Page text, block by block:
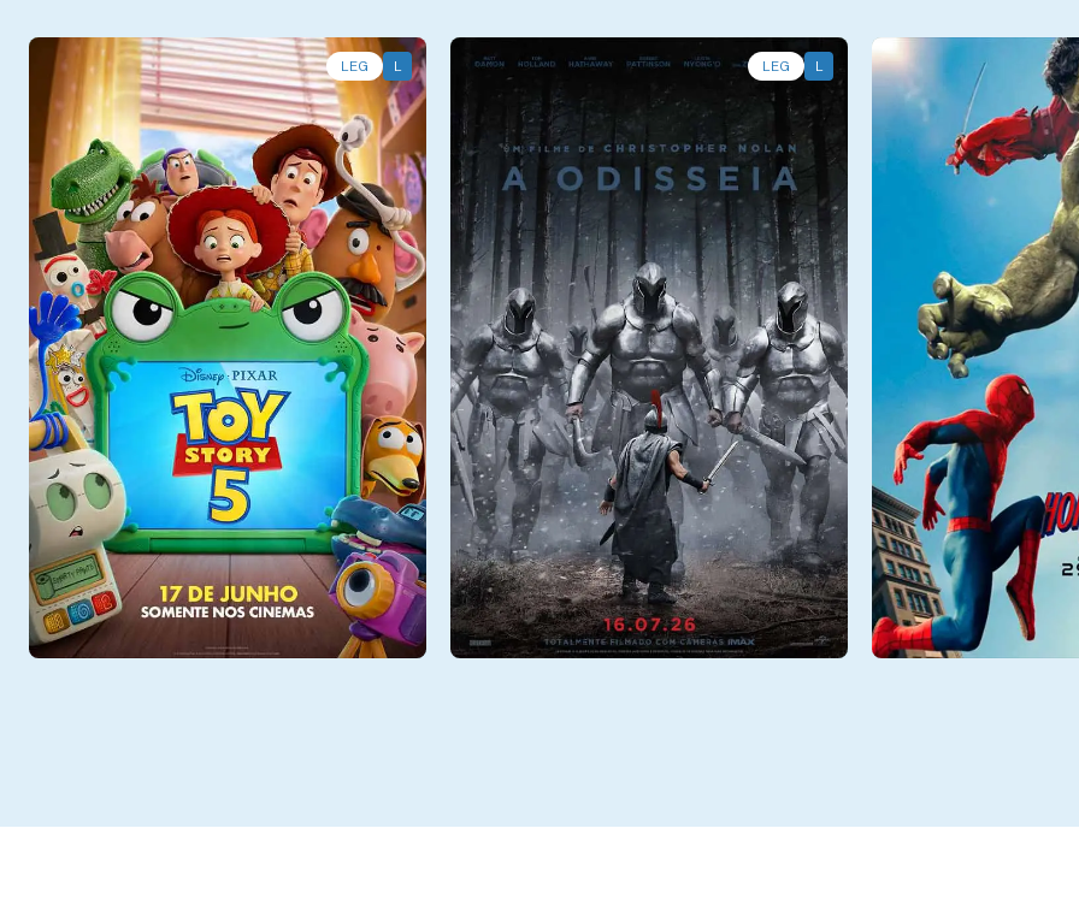
LEG L
Dom - 09/08
Sala 6 13:30, 15:45
LEG L
Dom - 09/08
Sala 5 17:15, 20:45
Dom - 09/08
Sala 1 13:00, 16:00,